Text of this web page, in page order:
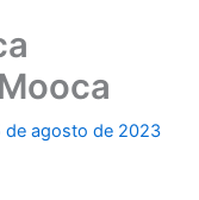
de agosto de 2023